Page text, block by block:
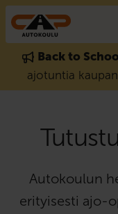
Hyppää sisältöön
Back to
ajotuntia
Tutustu
Autokoulun
erityisesti ajo-